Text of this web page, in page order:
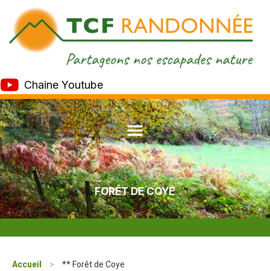
Chaine Youtube
FORÊT DE COYE
Accueil > ** Forêt de Coye